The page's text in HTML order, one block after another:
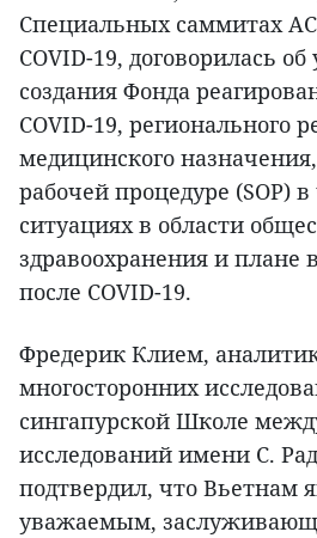
Специальных саммитах
COVID-19, договорилась
создания Фонда
COVID-19, регионального
медицинского
рабочей процедуре (SOP)
ситуациях в области
здравоохранения и плане
после COVID-19.
Фредерик Клием,
многосторонних
сингапурской Школе
исследований имени С.
подтвердил, что Вьетнам
уважаемым,